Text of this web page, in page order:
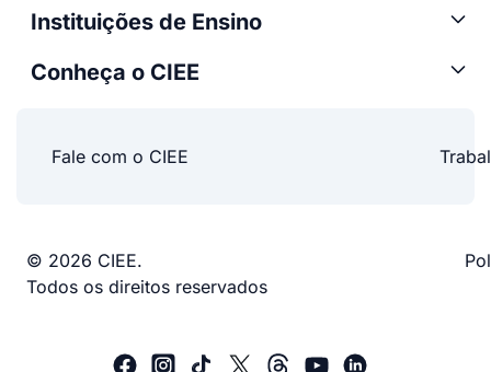
Instituições de Ensino
Conheça o CIEE
Fale com o CIEE
© 2026 CIEE.
Todos os direitos reservados